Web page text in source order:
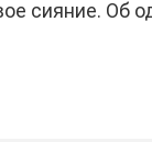
сияние. Об